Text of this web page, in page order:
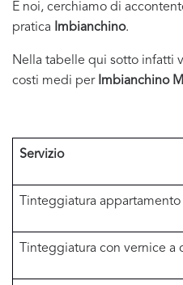
E noi, cerchiamo di
pratica
Imbianchino.
Nella tabelle qui sotto infatti
costi medi per Imbianchino
Servizio
Tinteggiatura
Tinteggiatura con vernice a